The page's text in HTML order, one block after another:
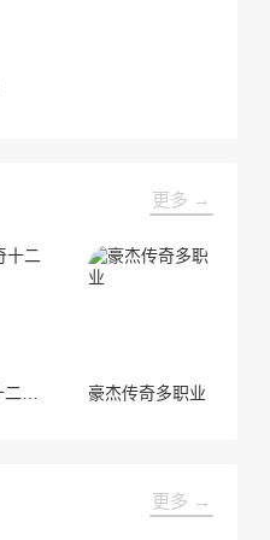
更多 →
豪杰传奇多职业
更多 →